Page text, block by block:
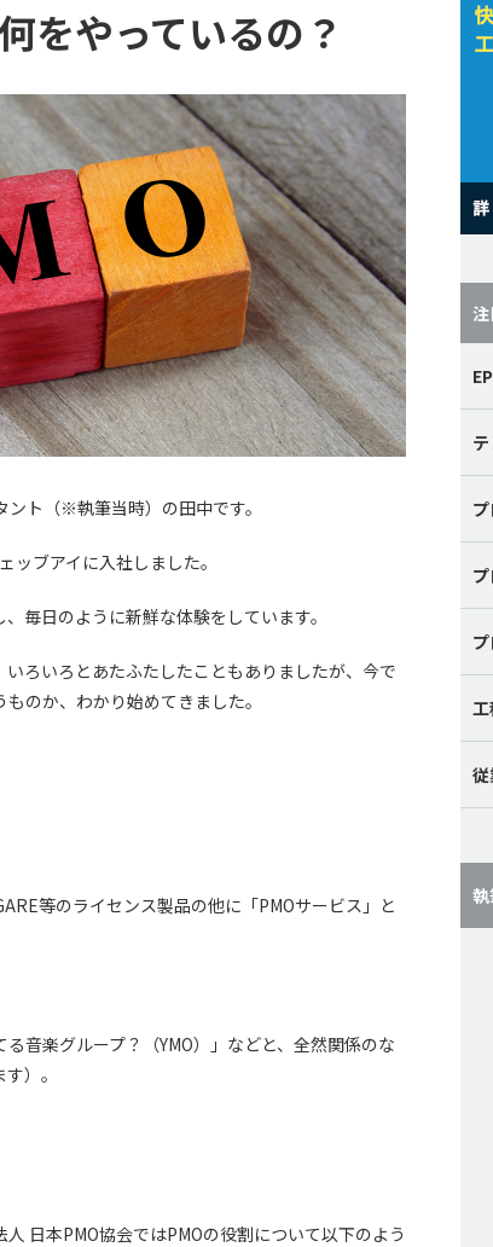
をやっているの？
ト（※執筆当時）の田中です。
ブアイに入社しました。
毎日のように新鮮な体験をしています。
ろいろとあたふたしたこともありましたが、今で
のか、わかり始めてきました。
等のライセンス製品の他に「PMOサービス」と
音楽グループ？（YMO）」などと、全然関係のな
）。
日本PMO協会ではPMOの役割について以下のよう